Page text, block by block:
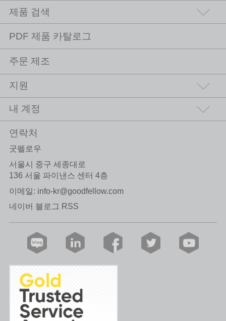
제품 검색
PDF 제품 카탈로그
주문 제조
지원
내 계정
연락처
굿펠로우
서울시 중구 세종대로
136 서울 파이낸스 센터 4층
이메일: info-kr@goodfellow.com
네이버 블로그 RSS